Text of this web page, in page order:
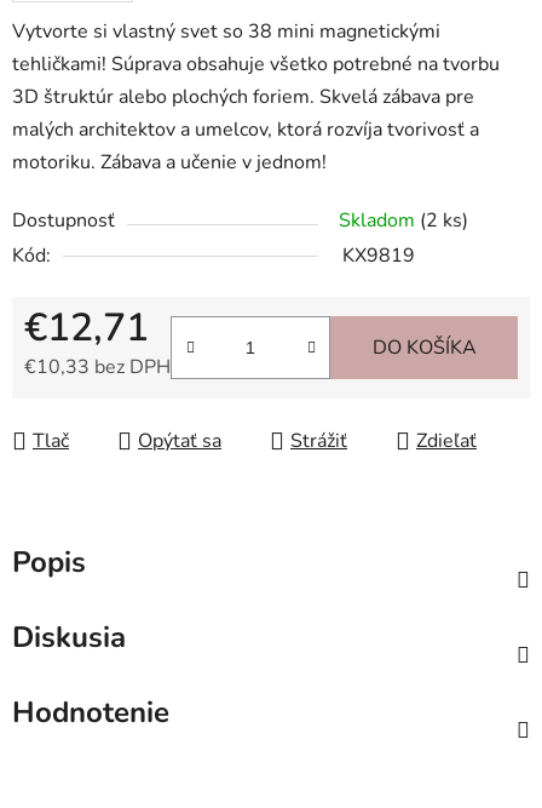
Vytvorte si vlastný svet so 38 mini magnetickými
tehličkami! Súprava obsahuje všetko potrebné na tvorbu
3D štruktúr alebo plochých foriem. Skvelá zábava pre
malých architektov a umelcov, ktorá rozvíja tvorivosť a
motoriku. Zábava a učenie v jednom!
Dostupnosť Skladom (2 ks)
Kód:
KX9819
€12,71
€10,33 bez DPH
DO KOŠÍKA
Tlač Opýtať sa Strážiť Zdieľať
Popis
Diskusia
Hodnotenie